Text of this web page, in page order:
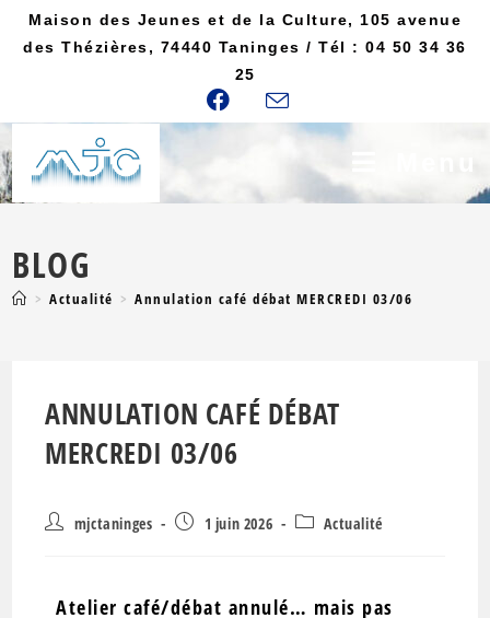
Maison des Jeunes et de la Culture, 105 avenue
des Thézières, 74440 Taninges / Tél : 04 50 34 36
25
BLOG
> Actualité > Annulation café débat MERCREDI 03/06
ANNULATION CAFÉ DÉBAT
MERCREDI 03/06
mjctaninges 1 juin 2026 Actualité
Atelier café/débat annulé… mais pas